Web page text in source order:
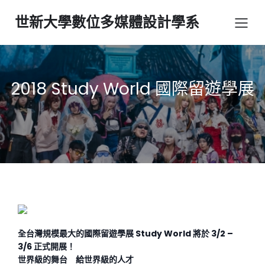
世新大學數位多媒體設計學系
2018 Study World 國際留遊學展
全台灣規模最大的國際留遊學展 Study World 將於 3/2 –
3/6 正式開展！
世界級的舞台 給世界級的人才